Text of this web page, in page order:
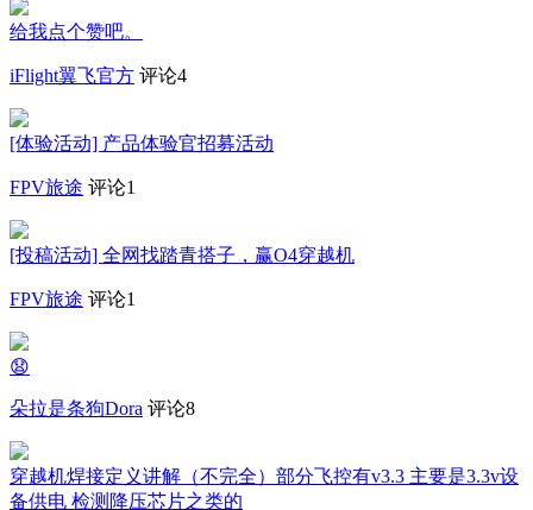
给我点个赞吧。
iFlight翼飞官方 评论4
[体验活动] 产品体验官招募活动
FPV旅途 评论1
[投稿活动] 全网找踏青搭子，赢O4穿越机
FPV旅途 评论1
😧
朵拉是条狗Dora 评论8
穿越机焊接定义讲解（不完全）部分飞控有v3.3 主要是3.3v设
备供电 检测降压芯片之类的